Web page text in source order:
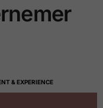
& EXPERIENCE